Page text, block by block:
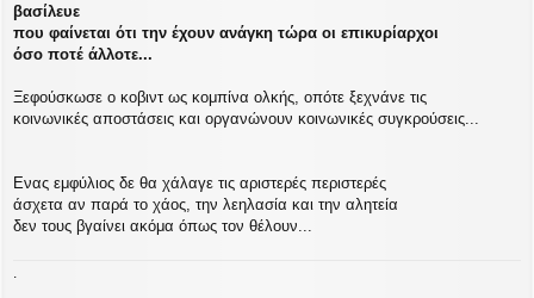
υ
σ
βασίλευε
που φαίνεται ότι την έχουν ανάγκη τώρα οι επικυρίαρχοι
όσο ποτέ άλλοτε...
Ξεφούσκωσε ο κοβιντ ως κομπίνα ολκής, οπότε ξεχνάνε τις
κοινωνικές αποστάσεις και οργανώνουν κοινωνικές συγκρούσεις...
Ενας εμφύλιος δε θα χάλαγε τις αριστερές περιστερές
άσχετα αν παρά το χάος, την λεηλασία και την αλητεία
δεν τους βγαίνει ακόμα όπως τον θέλουν...
.